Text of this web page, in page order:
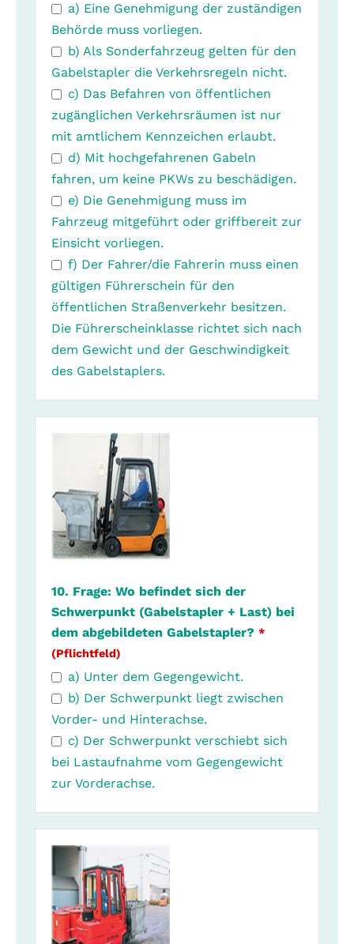
a) Eine Genehmigung der zuständigen
Behörde muss vorliegen.
b) Als Sonderfahrzeug gelten für den
Gabelstapler die Verkehrsregeln nicht.
c) Das Befahren von öffentlichen
zugänglichen Verkehrsräumen ist nur
mit amtlichem Kennzeichen erlaubt.
d) Mit hochgefahrenen Gabeln
fahren, um keine PKWs zu beschädigen.
e) Die Genehmigung muss im
Fahrzeug mitgeführt oder griffbereit zur
Einsicht vorliegen.
f) Der Fahrer/die Fahrerin muss einen
gültigen Führerschein für den
öffentlichen Straßenverkehr besitzen.
Die Führerscheinklasse richtet sich nach
dem Gewicht und der Geschwindigkeit
des Gabelstaplers.
10. Frage: Wo befindet sich der
Schwerpunkt (Gabelstapler + Last) bei
dem abgebildeten Gabelstapler? *
(Pflichtfeld)
a) Unter dem Gegengewicht.
b) Der Schwerpunkt liegt zwischen
Vorder- und Hinterachse.
c) Der Schwerpunkt verschiebt sich
bei Lastaufnahme vom Gegengewicht
zur Vorderachse.